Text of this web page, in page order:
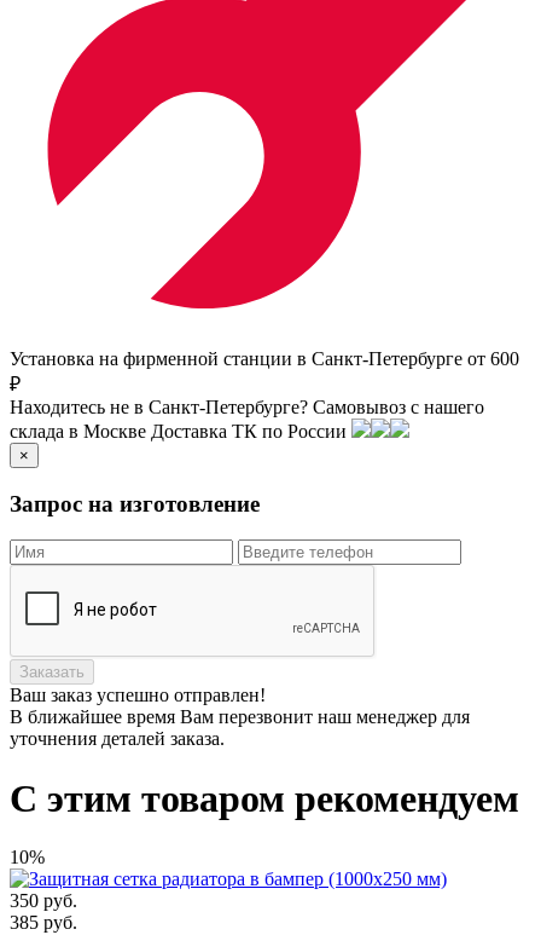
Установка на фирменной станции в Санкт-Петербурге от 600
₽
Находитесь не в Санкт-Петербурге? Самовывоз с нашего
склада в Москве Доставка ТК по России
×
Запрос на изготовление
Заказать
Ваш заказ успешно отправлен!
В ближайшее время Вам перезвонит наш менеджер для
уточнения деталей заказа.
С этим товаром рекомендуем
10%
350 руб.
385 руб.